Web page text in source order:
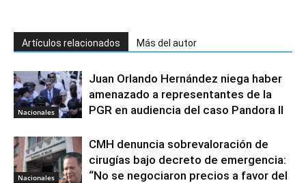
Artículos relacionados Más del autor
Nacionales
Juan Orlando Hernández niega haber
amenazado a representantes de la
PGR en audiencia del caso Pandora II
Nacionales
CMH denuncia sobrevaloración de
cirugías bajo decreto de emergencia:
“No se negociaron precios a favor del